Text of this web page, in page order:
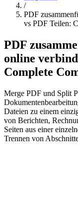
/
PDF
vs PDF Teilen:
PDF
online
Complete
Merge PDF und Split
Dateien zu einem
von Berichten,
Seiten aus einer
Trennen von